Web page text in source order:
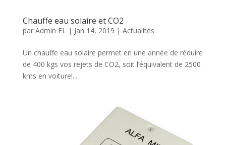
Chauffe eau solaire et CO2
par Admin EL| Jan 14, 2019 | Actualités
Un chauffe eau solaire permet en une année de réduire
de 400 kgs vos rejets de CO2, soit l’équivalent de 2500
kms en voiture!...